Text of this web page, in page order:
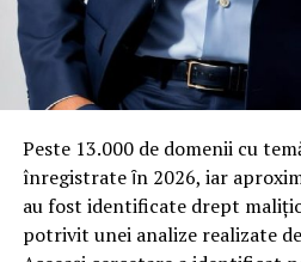
Rotația rapidă a
materiale
Spre diferență de o locuință
trece printr-un ciclu de
bagaje trase pe roți, curățenie
rezervări consecutive în aceeași
Peste 13.000 de domenii cu
înregistrate ȋn 2026, iar
au fost identificate drept
potrivit unei analize realizate